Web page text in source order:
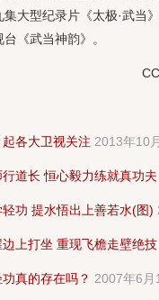
型纪录片《太极·武当》
《武当神韵》。
各大卫视关注 2013年10
道长 恒心毅力练就真功夫
功 提水悟出上善若水(图)
上打坐 重现飞檐走壁绝技
真的存在吗？ 2007年6月